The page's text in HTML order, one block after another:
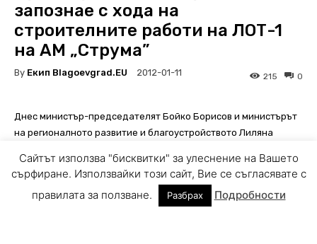
Сайтът използва "бисквитки" за улеснение на Вашето
сърфиране. Използвайки този сайт, Вие се съгласявате с